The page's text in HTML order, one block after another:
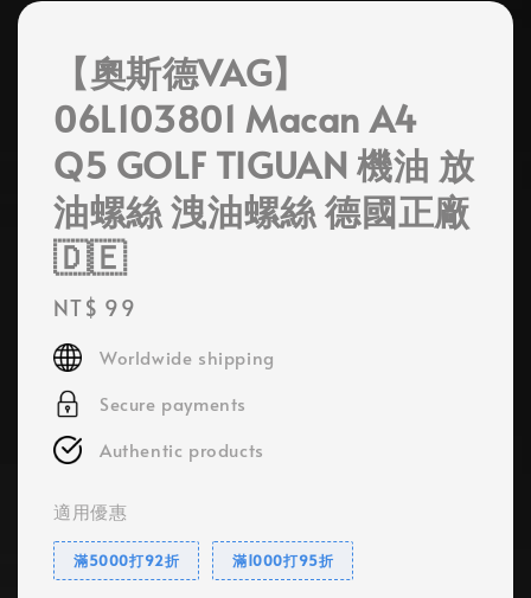
【奧斯德VAG】
06L103801 Macan A4
Q5 GOLF TIGUAN 機油 放
油螺絲 洩油螺絲 德國正廠
🇩🇪
Regular
price
NT$ 99
Worldwide shipping
Secure payments
Authentic products
適用優惠
滿5000打92折 滿1000打95折